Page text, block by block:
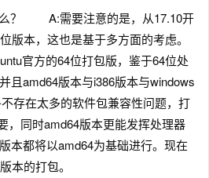
么？ A:需要注意的是，从17.10开
版本，这也是基于多方面的考虑。
官方的64位打包版，鉴于64位处
且amd64版本与i386版本与windows
存在太多的软件包兼容性问题，打
，同时amd64版本更能发挥处理器
本都将以amd64为基础进行。现在
本的打包。